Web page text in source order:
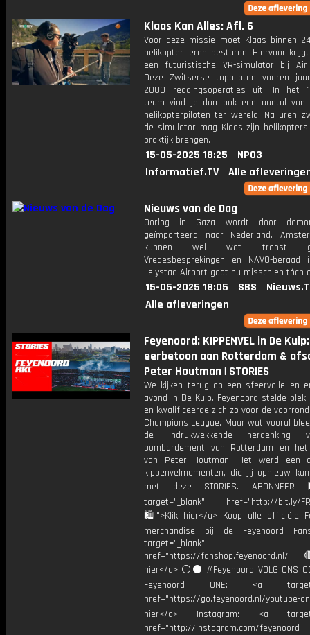
Klaas Kan Alles: Afl. 6
Voor deze missie moet Klaas binnen
helikopter leren besturen. Hiervoor
een futuristische VR-simulator bij
Deze Zwitserse toppiloten voeren
2000 reddingsoperaties uit. In het
team vind je dan ook een aantal van
helikopterpiloten ter wereld. Na uren
de simulator mag Klaas zijn
praktijk brengen.
15-05-2025 18:25
NPO3
Informatief.TV
Alle
Nieuws van de Dag
Oorlog in Gaza wordt door
geïmporteerd naar Nederland.
kunnen wel wat troost
Vredesbesprekingen en NAVO-beraad
Lelystad Airport gaat nu misschien tóch
15-05-2025 18:05 SBS
Alle afleveringen
Feyenoord: KIPPENVEL in De Kuip:
eerbetoon aan Rotterdam &
Peter Houtman | STORIES
We kijken terug op een sfeervolle en
avond in De Kuip. Feyenoord stelde
en kwalificeerde zich zo voor de
Champions League. Maar wat vooral
de indrukwekkende herdenking
bombardement van Rotterdam en
van Peter Houtman. Het werd een
kippenvelmomenten, die jij opnieuw
met deze STORIES.
target="_blank" href="http://bit.ly/
🛍">Klik hier</a> Koop alle officiële
merchandise bij de Feyenoord
target="_blank"
href="https://
hier</a> ⚪️⚫ #Feyenoord VOLG ONS
Feyenoord ONE: <a
href="https://go.feyenoord.nl/youtube-
hier</a> Instagram: <a
href="http://instagram.com/